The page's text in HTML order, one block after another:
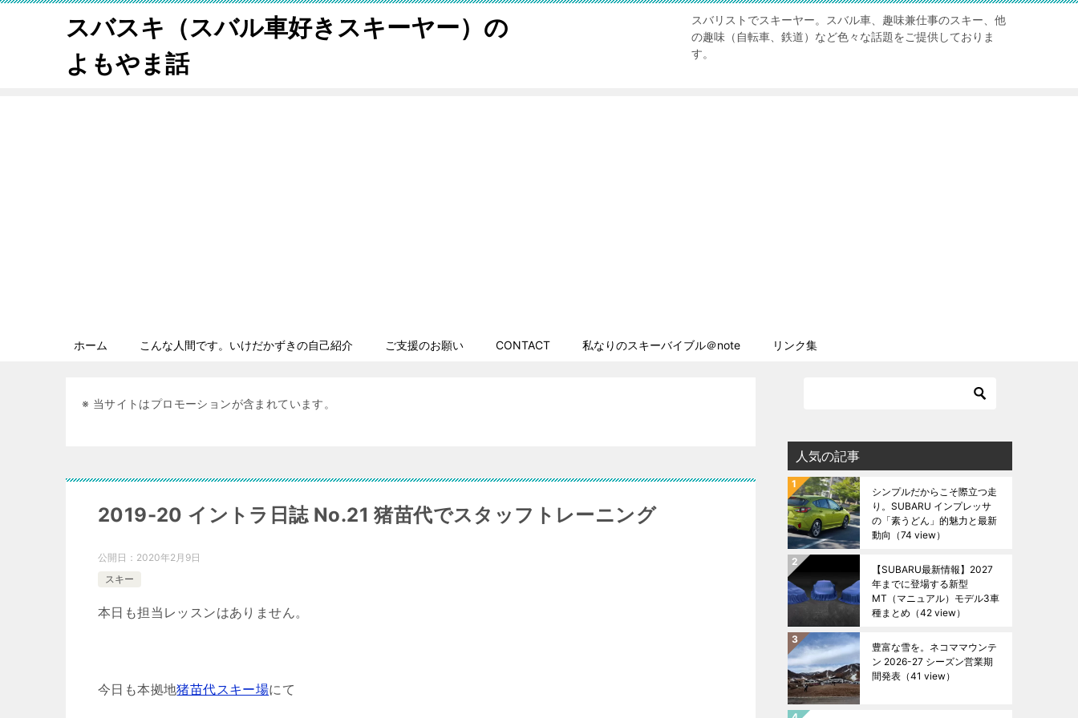
スバスキ（スバル車好きスキーヤー）の
よもやま話
スバリストでスキーヤー。スバル車、趣味兼仕事のスキー、他
の趣味（自転車、鉄道）など色々な話題をご提供しておりま
す。
ホーム こんな人間です。いけだかずきの自己紹介 ご支援のお願い CONTACT 私なりのスキーバイブル＠note リンク集
※ 当サイトはプロモーションが含まれています。
2019-20 イントラ日誌 No.21 猪苗代でスタッフトレーニング
公開日： 2020年2月9日
スキー
本日も担当レッスンはありません。
今日も本拠地猪苗代スキー場にて
人気の記事
シンプルだからこそ際立つ走
り。SUBARU インプレッサ
の「素うどん」的魅力と最新
動向 （74 view）
【SUBARU最新情報】2027
年までに登場する新型
MT（マニュアル）モデル3車
種まとめ （42 view）
豊富な雪を。ネコママウンテ
ン 2026-27 シーズン営業期
間発表 （41 view）